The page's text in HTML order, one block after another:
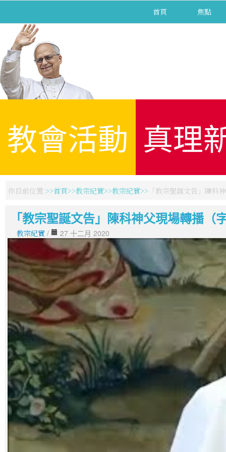
首頁 焦點
教會活動 真理
你目前位置: 首頁 教宗紀實 教宗紀實 「教宗聖誕文告」陳科
「教宗聖誕文告」陳科神父現場轉播（
教宗紀實 / 27 十二月 2020